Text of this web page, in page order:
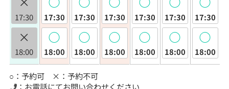
17:30
×
18:00
17:30
◯
18:00
17:30
◯
18:00
17:30
◯
18:00
17:30
◯
18:00
17:30
◯
18:00
17:30
◯
18:00
○：予約可 ×：予約不可
：お電話にてお問い合わせください